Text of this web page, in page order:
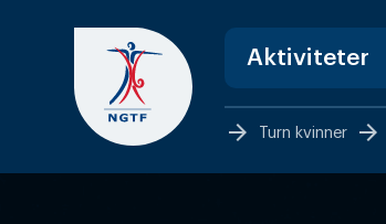
content
arrow_forward Turn kvinner arrow_forward